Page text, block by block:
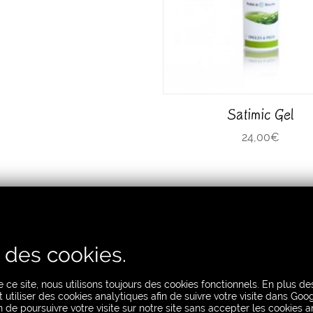
Satimic Gel
24,00€
Gemactive
Wellness
cookies.
site, nous utilisons toujours des cookies fonctionnels. En plus
des cookies analytiques afin de suivre votre visite dans
de poursuivre votre visite sur notre site sans accepter les cookies